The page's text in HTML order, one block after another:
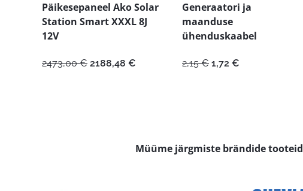
Päikesepaneel Ako Solar
Station Smart XXXL 8J
12V
2473,00€ Algne
2188,48 €
Generaatori ja
maanduse
ühenduskaabel
2,15€ Algne
1,72 €
Müüme järgmiste brändide tooteid